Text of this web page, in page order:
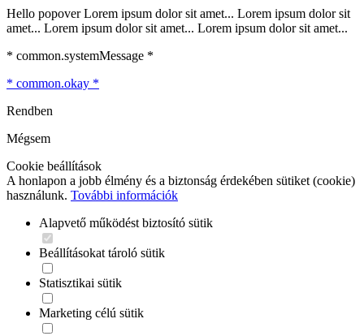
Hello popover Lorem ipsum dolor sit amet... Lorem ipsum dolor sit
amet... Lorem ipsum dolor sit amet... Lorem ipsum dolor sit amet...
* common.systemMessage *
* common.okay *
Rendben
Mégsem
Cookie beállítások
A honlapon a jobb élmény és a biztonság érdekében sütiket (cookie)
használunk. További információk
Alapvető működést biztosító sütik
Beállításokat tároló sütik
Statisztikai sütik
Marketing célú sütik